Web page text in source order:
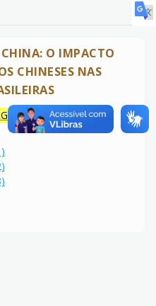
O IMPACTO
CHINESES NAS
ÁVILA